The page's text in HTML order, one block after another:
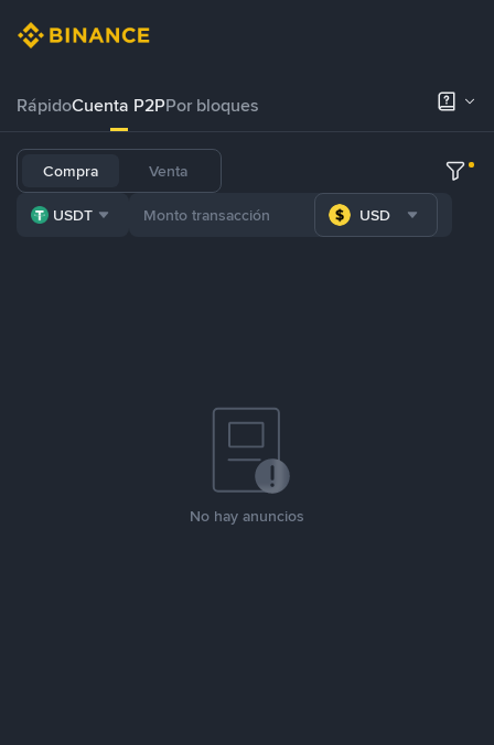
RápidoCuenta P2PPor bloques
Compra Venta
USDT USD
No hay anuncios